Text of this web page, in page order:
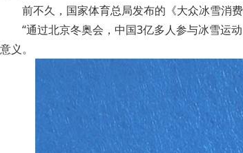
前不久，国家体育总局发布的《大众冰雪消
“通过北京冬奥会，中国3亿多人参与冰雪运
意义。